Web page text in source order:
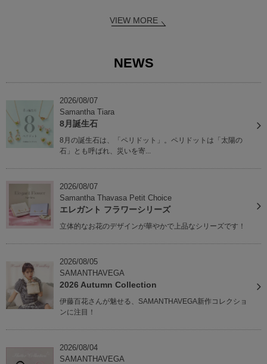
VIEW MORE
NEWS
2026/08/07
Samantha Tiara
8月誕生石
8月の誕生石は、「ペリドット」。ペリドットは「太陽の
石」とも呼ばれ、災いを寄...
2026/08/07
Samantha Thavasa Petit Choice
エレガント フラワーシリーズ
立体的なお花のデザインが華やかで上品なシリーズです！
2026/08/05
SAMANTHAVEGA
2026 Autumn Collection
伊藤百花さんが魅せる、SAMANTHAVEGA新作コレクショ
ンに注目！
2026/08/04
SAMANTHAVEGA